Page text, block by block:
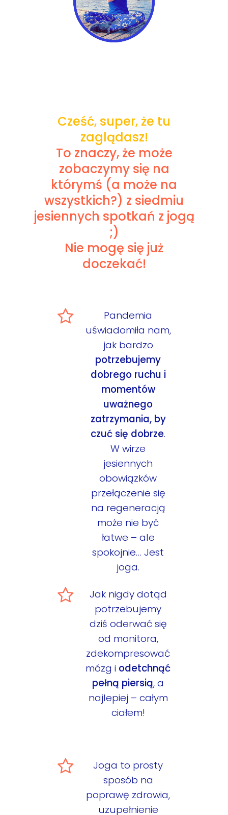
Cześć, super, że tu
zaglądasz!
To znaczy, że może
zobaczymy się na
którymś (a może na
wszystkich?) z siedmiu
jesiennych spotkań z jogą
;)
Nie mogę się już
doczekać!
Pandemia
uświadomiła nam,
jak bardzo
potrzebujemy
dobrego ruchu i
momentów
uważnego
zatrzymania, by
czuć się dobrze.
W wirze
jesiennych
obowiązków
przełączenie się
na regeneracją
może nie być
łatwe – ale
spokojnie… Jest
joga.
Jak nigdy dotąd
potrzebujemy
dziś oderwać się
od monitora,
zdekompresować
mózg i odetchnąć
pełną piersią, a
najlepiej – całym
ciałem!
Joga to prosty
sposób na
poprawę zdrowia,
uzupełnienie